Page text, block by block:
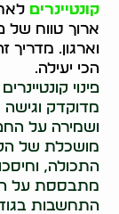
קונטיינרים
ארוך טווח של
וארגון. מדריך
הכי יעילה.
פינוי
מדוקדק וגישה
ושמירה על
מושכלת של
התכולה,
מתבססת על
התחשבות